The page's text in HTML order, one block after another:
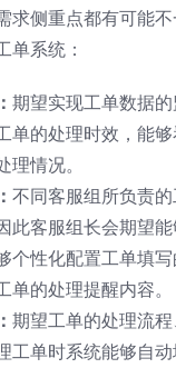
求侧重点都有可能
单系统：
期望实现工单数据
单的处理时效，能
理情况。
不同客服组所负责
此客服组长会期望
个性化配置工单填
单的处理提醒内容。
期望工单的处理流
工单时系统能够自